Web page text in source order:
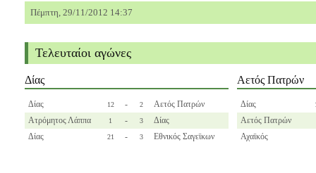
Πέμπτη, 29/11/2012 14:37
Τελευταίοι αγώνες
Δίας
Δίας 12 - 2
Αετός Πατρών
Ατρόμητος Λάππα
1 - 3
Δίας
Δίας
21 - 3 Εθνικός Σαγεϊκων
Αετός Πατρών
Δίας
Αετός Πατρών
Αχαϊκός